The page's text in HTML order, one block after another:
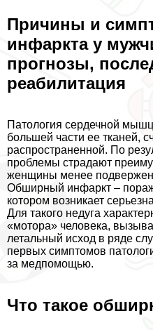
Причины и
инфаркта у
прогнозы,
реабилитация
Патология сердечной
большей части ее тканей,
распространенной. По
проблемы страдают
женщины менее
Обширный инфаркт –
котором возникает
Для такого недуга
«мотора» человека,
летальный исход в ряде
первых симптомов
за медпомощью.
Что такое